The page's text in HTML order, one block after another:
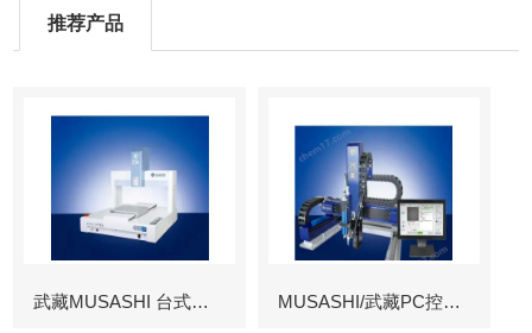
推荐产品
武藏MUSASHI 台式涂布机械臂 MUSASHI/武藏PC控制图像识别机械臂